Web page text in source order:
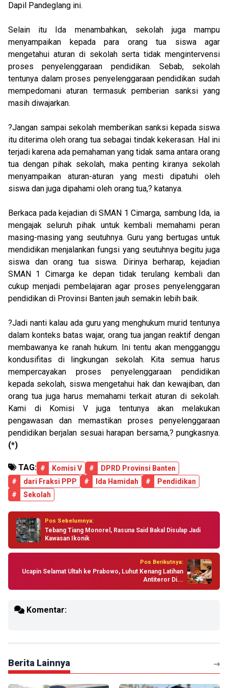
Dapil Pandeglang ini.
Selain itu Ida menambahkan, sekolah juga mampu
menyampaikan kepada para orang tua siswa agar
mengetahui aturan di sekolah serta tidak mengintervensi
proses penyelenggaraan pendidikan. Sebab, sekolah
tentunya dalam proses penyelenggaraan pendidikan sudah
mempedomani aturan termasuk pemberian sanksi yang
masih diwajarkan.
?Jangan sampai sekolah memberikan sanksi kepada siswa
itu diterima oleh orang tua sebagai tindak kekerasan. Hal ini
terjadi karena ada pemahaman yang tidak sama antara orang
tua dengan pihak sekolah, maka penting kiranya sekolah
menyampaikan aturan-aturan yang mesti dipatuhi oleh
siswa dan juga dipahami oleh orang tua,? katanya.
Berkaca pada kejadian di SMAN 1 Cimarga, sambung Ida, ia
mengajak seluruh pihak untuk kembali memahami peran
masing-masing yang seutuhnya. Guru yang bertugas untuk
mendidikan menjalankan fungsi yang seutuhnya begitu juga
siswa dan orang tua siswa. Dirinya berharap, kejadian
SMAN 1 Cimarga ke depan tidak terulang kembali dan
cukup menjadi pembelajaran agar proses penyelenggaran
pendidikan di Provinsi Banten jauh semakin lebih baik.
?Jadi nanti kalau ada guru yang menghukum murid tentunya
dalam konteks batas wajar, orang tua jangan reaktif dengan
membawanya ke ranah hukum. Ini tentu akan mengganggu
kondusifitas di lingkungan sekolah. Kita semua harus
mempercayakan proses penyelenggaraan pendidikan
kepada sekolah, siswa mengetahui hak dan kewajiban, dan
orang tua juga harus memahami terkait aturan di sekolah.
Kami di Komisi V juga tentunya akan melakukan
pengawasan dan memastikan proses penyelenggaraan
pendidikan berjalan sesuai harapan bersama,? pungkasnya.
(*)
TAG: # Komisi V #
DPRD Provinsi Banten
#
dari Fraksi PPP # Ida Hamidah #
Pendidikan
#
Sekolah
Pos Sebelumnya:
Tebang Tiang Monorel, Rasuna Said Bakal Disulap Jadi
Kawasan Ikonik
Pos Berikutnya:
Ucapin Selamat Ultah ke Prabowo, Luhut Kenang Latihan
Antiteror Di...
Komentar:
Berita Lainnya